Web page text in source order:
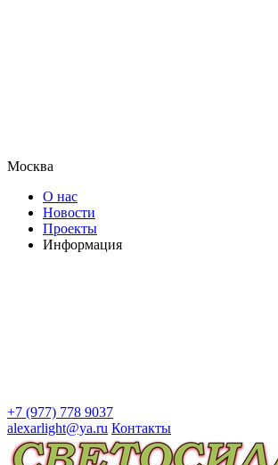
Москва
О нас
Новости
Проекты
Информация
+7 (977) 778 9037
alexarlight@ya.ru Контакты